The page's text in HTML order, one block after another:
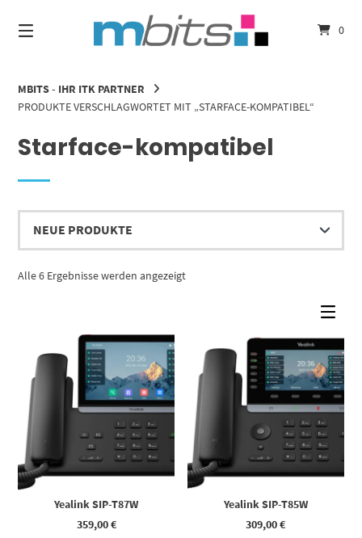
zum
Inhalt
0
MBITS - IHR ITK PARTNER
PRODUKTE VERSCHLAGWORTET MIT „STARFACE-KOMPATIBEL“
Starface-kompatibel
Alle 6 Ergebnisse werden angezeigtNach
Yealink SIP-T87W
359,00€
Yealink SIP-T85W
309,00€